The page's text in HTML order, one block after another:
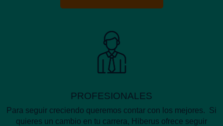
PROFESIONALES
Para seguir creciendo queremos contar con los mejores. Si
quieres un cambio en tu carrera, Hiberus ofrece seguir